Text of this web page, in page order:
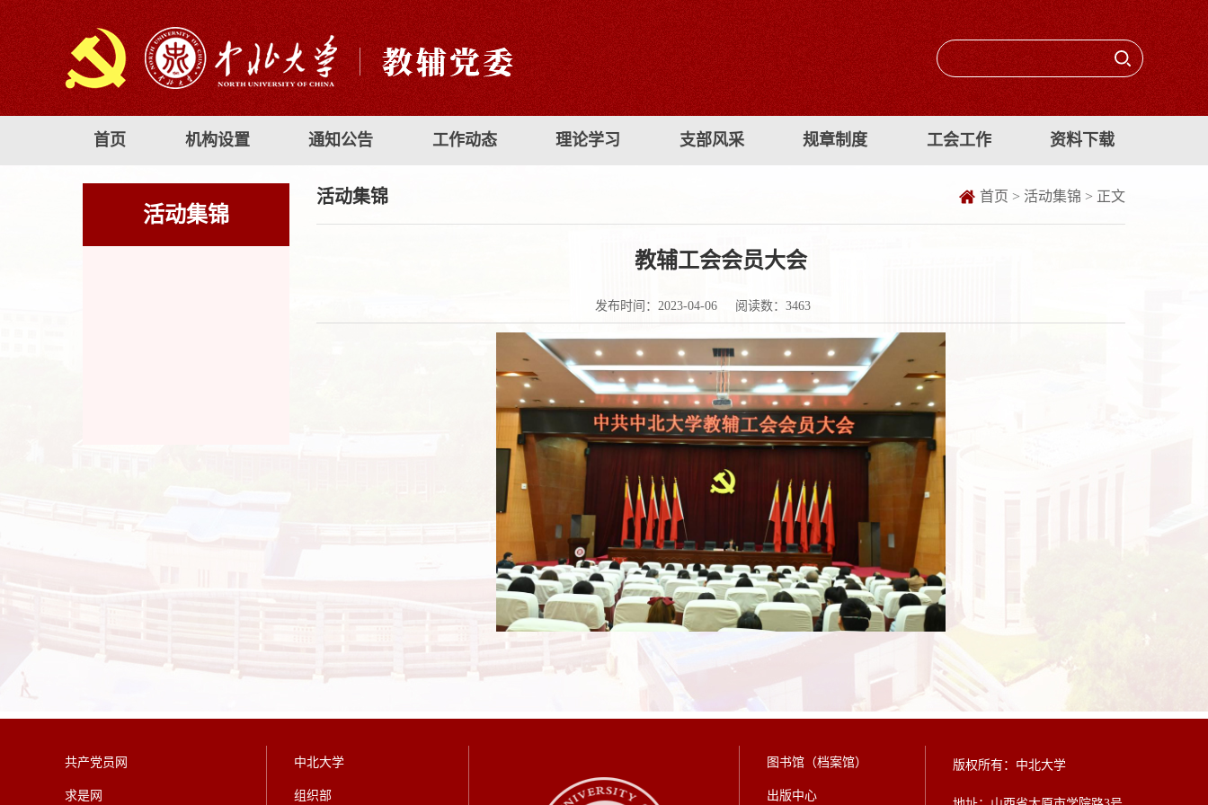
首页 机构设置 通知公告 工作动态 理论学习 支部风采 规章制度 工会工作 资料下载
活动集锦
活动集锦 首页 > 活动集锦 > 正文
教辅工会会员大会
发布时间：2023-04-06 阅读数： 3463
共产党员网
求是网
中北大学
组织部
图书馆（档案馆）
出版中心
版权所有：中北大学